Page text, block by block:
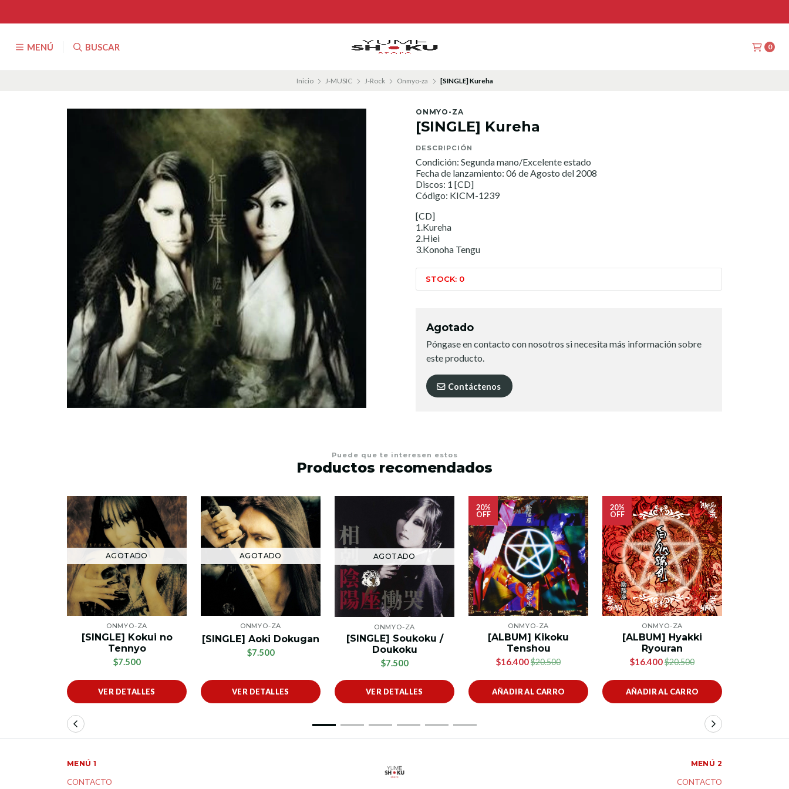
MENÚ BUSCAR 0
Inicio J-MUSIC J-Rock Onmyo-za [SINGLE] Kureha
ONMYO-ZA
[SINGLE] Kureha
DESCRIPCIÓN
Condición: Segunda mano/Excelente estado
Fecha de lanzamiento: 06 de Agosto del 2008
Discos: 1 [CD]
Código: KICM-1239
[CD]
1.Kureha
2.Hiei
3.Konoha Tengu
STOCK: 0
Agotado
Póngase en contacto con nosotros si necesita más información sobre
este producto.
Contáctenos
Puede que te interesen estos
Productos recomendados
AGOTADO
ONMYO-ZA
[SINGLE] Kokui no
Tennyo
$7.500
VER DETALLES
AGOTADO
ONMYO-ZA
[SINGLE] Aoki Dokugan
$7.500
VER DETALLES
AGOTADO
ONMYO-ZA
[SINGLE] Soukoku /
Doukoku
$7.500
VER DETALLES
20%
OFF
ONMYO-ZA
[ALBUM] Kikoku
Tenshou
$16.400$20.500
AÑADIR AL CARRO
20%
OFF
ONMYO-ZA
[ALBUM] Hyakki
Ryouran
$16.400$20.500
AÑADIR AL CARRO
MENÚ 1
CONTACTO
MENÚ 2
CONTACTO